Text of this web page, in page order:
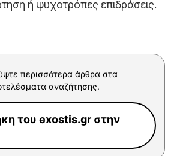
ή ψυχοτρόπες επιδράσεις.
περισσότερα άρθρα στα
αναζήτησης.
του exostis.gr στην